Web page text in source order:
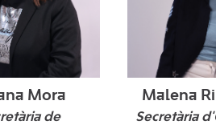
Mora
de
Malena
Secretària
1993.
1980.